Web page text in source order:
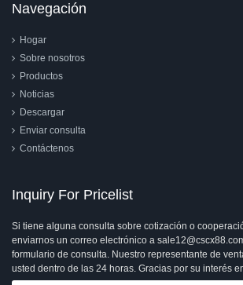
Navegación
Hogar
Sobre nosotros
Productos
Noticias
Descargar
Enviar consulta
Contáctenos
Inquiry For Pricelist
Si tiene alguna consulta sobre cotización o
enviarnos un correo electrónico a
formulario de consulta. Nuestro representante de
usted dentro de las 24 horas. Gracias por su interés